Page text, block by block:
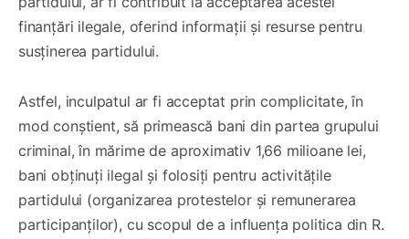
finanțări ilegale, oferind informații și resurse pentru
susținerea partidului.
Astfel, inculpatul ar fi acceptat prin complicitate, în
mod conștient, să primească bani din partea grupului
criminal, în mărime de aproximativ 1,66 milioane lei,
bani obținuți ilegal și folosiți pentru activitățile
partidului (organizarea protestelor și remunerarea
participanților), cu scopul de a influența politica din R.